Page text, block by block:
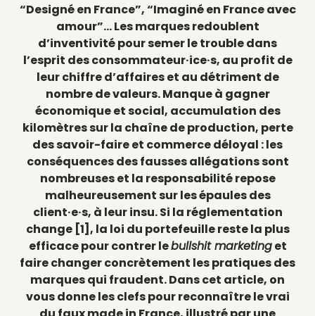
“Designé en France”, “Imaginé en France avec
amour”… Les marques redoublent
d’inventivité pour semer le trouble dans
l’esprit des consommateur·ice·s, au profit de
leur chiffre d’affaires et au détriment de
nombre de valeurs. Manque à gagner
économique et social, accumulation des
kilomètres sur la chaîne de production, perte
des savoir-faire et commerce déloyal : les
conséquences des fausses allégations sont
nombreuses et la responsabilité repose
malheureusement sur les épaules des
client·e·s, à leur insu. Si la réglementation
change [1] , la loi du portefeuille reste la plus
efficace pour contrer lebullshit marketinget
faire changer concrètement les pratiques des
marques qui fraudent. Dans cet article, on
vous donne les clefs pour reconnaître le vrai